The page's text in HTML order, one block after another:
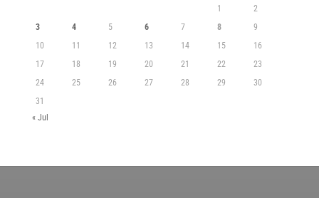
1
2
3
4 5 6 7 8
9
10
11 12 13 14 15
16
17
18 19 20 21 22
23
24
25 26 27 28 29
30
31
« Jul